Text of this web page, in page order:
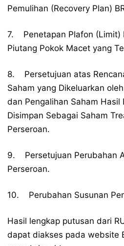
Pemulihan (Recovery Plan)
7. Penetapan Plafon (Limit)
Piutang Pokok Macet yang
8. Persetujuan atas
Saham yang Dikeluarkan
dan Pengalihan Saham Hasil
Disimpan Sebagai Saham
Perseroan.
9. Persetujuan Perubahan
Perseroan.
10. Perubahan Susunan
Hasil lengkap putusan dari
dapat diakses pada website